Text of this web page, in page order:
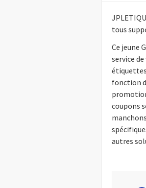
tous
Ce jeune
service
fonction
coupons
autres